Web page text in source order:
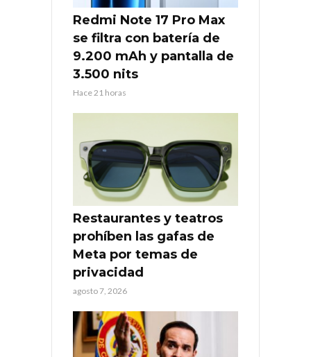
Redmi Note 17 Pro Max
se filtra con batería de
9.200 mAh y pantalla de
3.500 nits
Hace 21 horas
Restaurantes y teatros
prohíben las gafas de
Meta por temas de
privacidad
agosto 7, 2026